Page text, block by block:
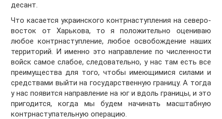
десант.
Что касается украинского контрнаступления на северо-
восток от Харькова, то я положительно оцениваю
любое контрнаступление, любое освобождение наших
территорий. И именно это направление по численности
войск самое слабое, следовательно, у нас там есть все
преимущества для того, чтобы имеющимися силами и
средствами выйти на государственную границу. А тогда
у нас появится направление на юг и вдоль границы, и это
пригодится, когда мы будем начинать масштабную
контрнаступательную операцию.